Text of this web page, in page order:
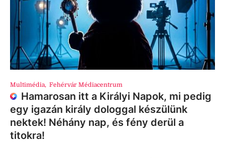
Multimédia, Fehérvár Médiacentrum
Hamarosan itt a Királyi Napok, mi pedig
egy igazán király dologgal készülünk
nektek! Néhány nap, és fény derül a
titokra!